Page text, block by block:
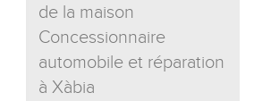
de la maison
Concessionnaire
automobile et réparation
à Xàbia